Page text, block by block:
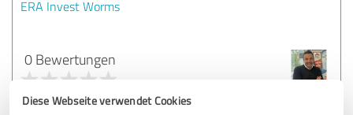
Diese Webseite verwendet Cookies
ERA Invest Worms
0 Bewertungen